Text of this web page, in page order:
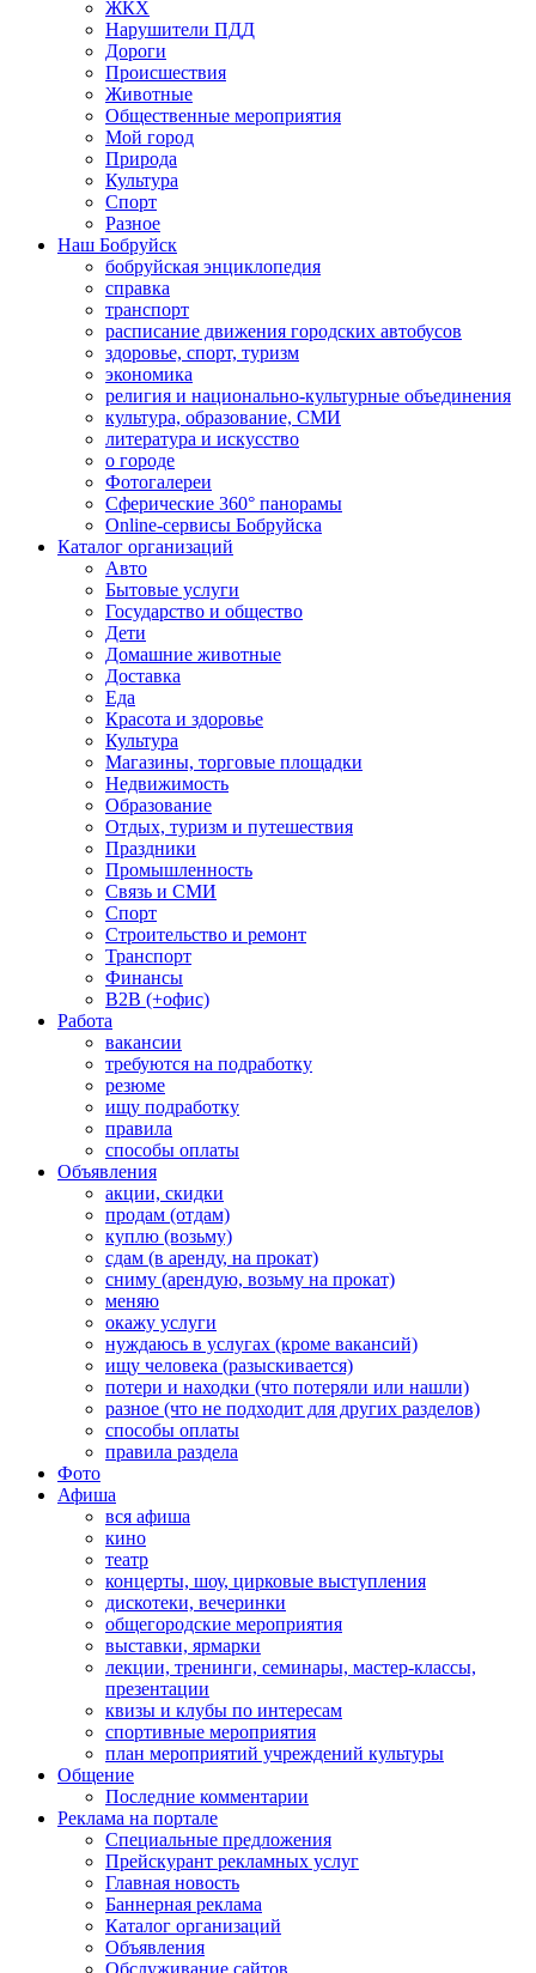
ЖКХ
Нарушители ПДД
Дороги
Происшествия
Животные
Общественные мероприятия
Мой город
Природа
Культура
Спорт
Разное
Наш Бобруйск
бобруйская энциклопедия
справка
транспорт
расписание движения городских автобусов
здоровье, спорт, туризм
экономика
религия и национально-культурные объединения
культура, образование, СМИ
литература и искусство
о городе
Фотогалереи
Сферические 360° панорамы
Online-сервисы Бобруйска
Каталог организаций
Авто
Бытовые услуги
Государство и общество
Дети
Домашние животные
Доставка
Еда
Красота и здоровье
Культура
Магазины, торговые площадки
Недвижимость
Образование
Отдых, туризм и путешествия
Праздники
Промышленность
Связь и СМИ
Спорт
Строительство и ремонт
Транспорт
Финансы
B2B (+офис)
Работа
вакансии
требуются на подработку
резюме
ищу подработку
правила
способы оплаты
Объявления
акции, скидки
продам (отдам)
куплю (возьму)
сдам (в аренду, на прокат)
сниму (арендую, возьму на прокат)
меняю
окажу услуги
нуждаюсь в услугах (кроме вакансий)
ищу человека (разыскивается)
потери и находки (что потеряли или нашли)
разное (что не подходит для других разделов)
способы оплаты
правила раздела
Фото
Афиша
вся афиша
кино
театр
концерты, шоу, цирковые выступления
дискотеки, вечеринки
общегородские мероприятия
выставки, ярмарки
лекции, тренинги, семинары, мастер-классы,
презентации
квизы и клубы по интересам
спортивные мероприятия
план мероприятий учреждений культуры
Общение
Последние комментарии
Реклама на портале
Специальные предложения
Прейскурант рекламных услуг
Главная новость
Баннерная реклама
Каталог организаций
Объявления
Обслуживание сайтов